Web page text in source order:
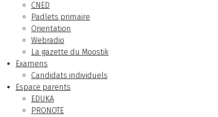
CNED
Padlets primaire
Orientation
Webradio
La gazette du Moostik
Examens
Candidats individuels
Espace parents
EDUKA
PRONOTE